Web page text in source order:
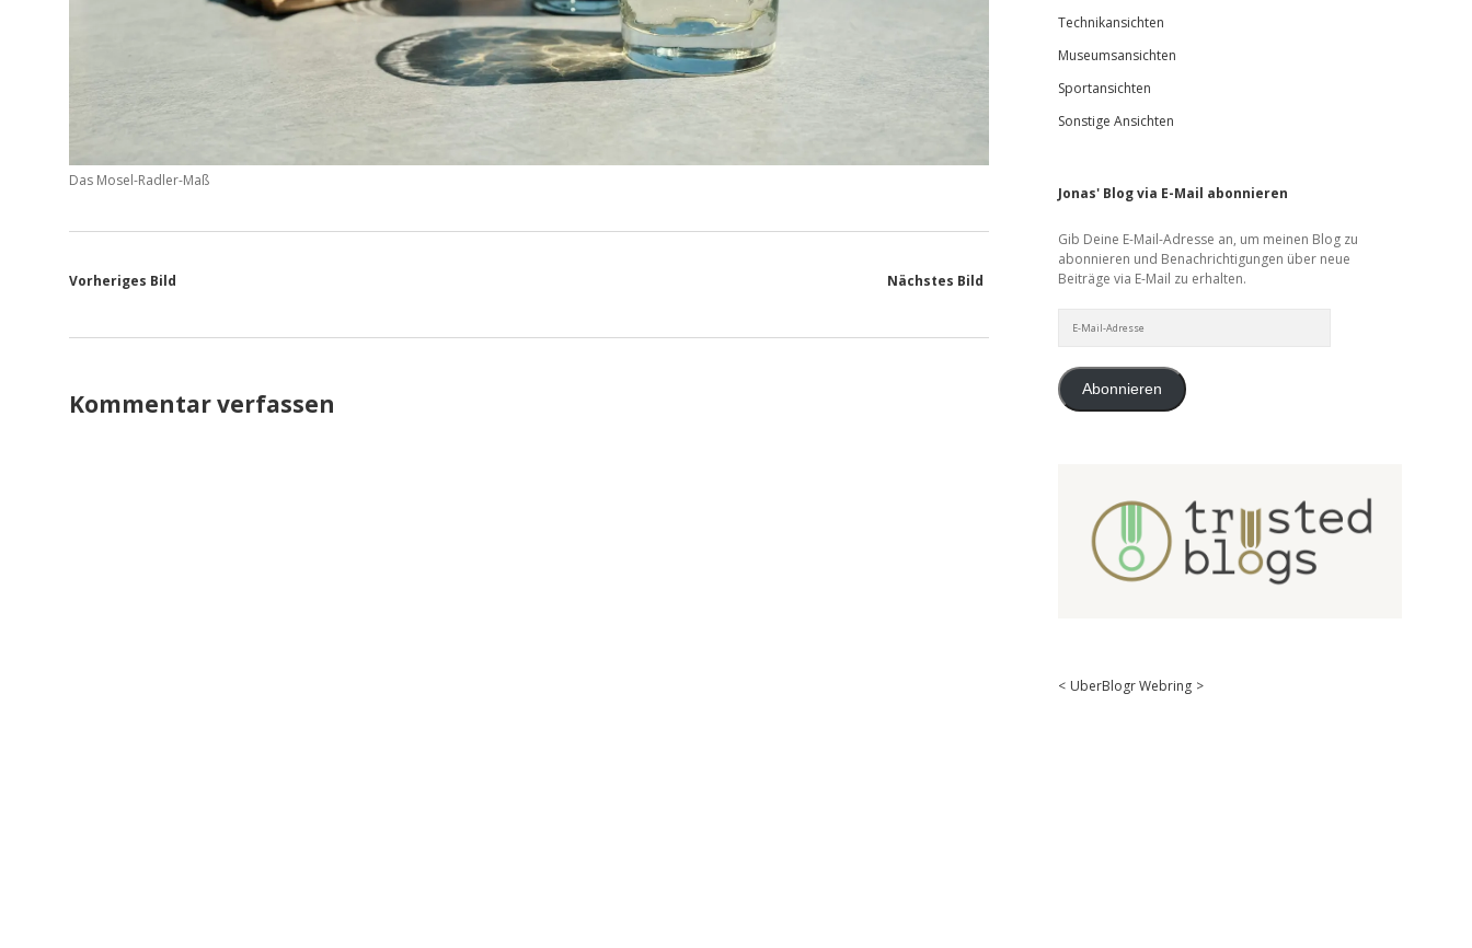
Das Mosel-Radler-Maß
Vorheriges Bild Nächstes Bild
Kommentar verfassen
Technikansichten
Museumsansichten
Sportansichten
Sonstige Ansichten
Jonas' Blog via E-Mail abonnieren
Gib Deine E-Mail-Adresse an, um meinen Blog zu
abonnieren und Benachrichtigungen über neue
Beiträge via E-Mail zu erhalten.
Mail-
Abonnieren
< UberBlogr Webring >